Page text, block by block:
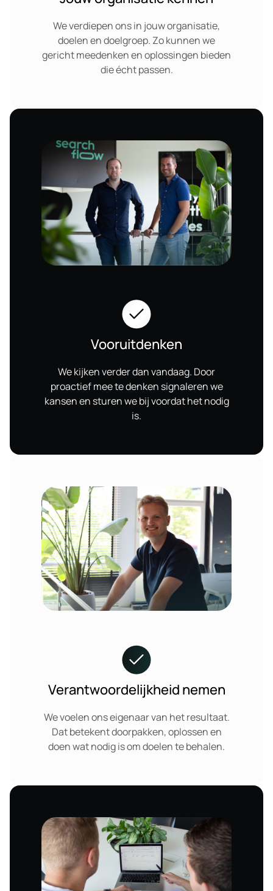
We verdiepen ons in jouw organisatie,
doelen en doelgroep. Zo kunnen we
gericht meedenken en oplossingen bieden
die écht passen.
Vooruitdenken
We kijken verder dan vandaag. Door
proactief mee te denken signaleren we
kansen en sturen we bij voordat het nodig
is.
Verantwoordelijkheid nemen
We voelen ons eigenaar van het resultaat.
Dat betekent doorpakken, oplossen en
doen wat nodig is om doelen te behalen.